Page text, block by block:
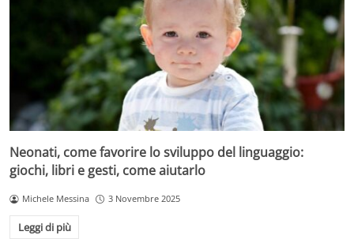
Neonati, come favorire lo sviluppo del linguaggio:
giochi, libri e gesti, come aiutarlo
Michele Messina 3 Novembre 2025
Leggi di più